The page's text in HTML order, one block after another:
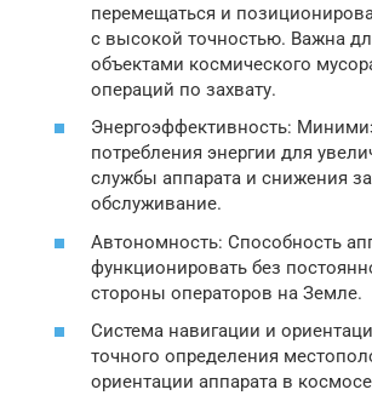
перемещаться и
с высокой точностью. Важна
объектами космического
операций по захвату.
Энергоэффективность:
потребления энергии для
службы аппарата и снижения
обслуживание.
Автономность: Способность
функционировать без
стороны операторов на Земле.
Система навигации и
точного определения
ориентации аппарата в